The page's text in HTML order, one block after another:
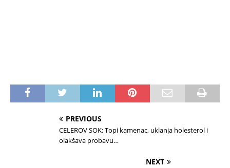
PREVIOUS
CELEROV SOK: Topi kamenac, uklanja holesterol i
olakšava probavu…
NEXT